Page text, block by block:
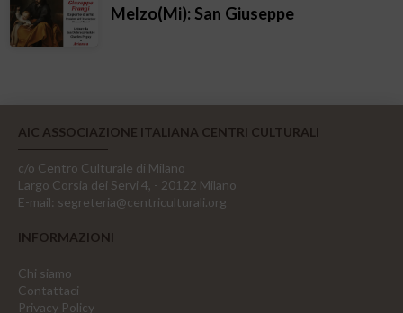
Melzo(Mi): San Giuseppe
AIC ASSOCIAZIONE ITALIANA CENTRI CULTURALI
c/o Centro Culturale di Milano
Largo Corsia dei Servi 4, - 20122 Milano
E-mail: segreteria@centriculturali.org
INFORMAZIONI
Chi siamo
Contattaci
Privacy Policy